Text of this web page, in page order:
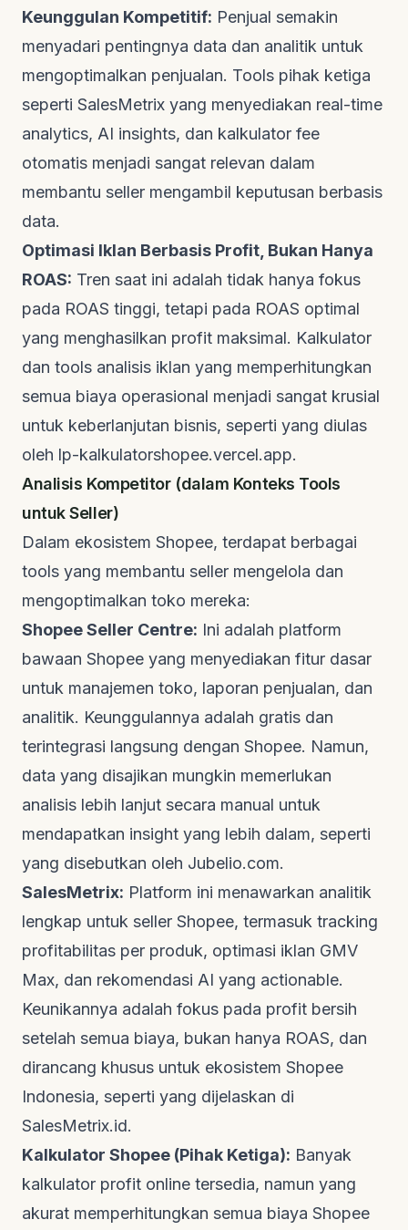
Keunggulan Kompetitif: Penjual semakin
menyadari pentingnya data dan analitik untuk
mengoptimalkan penjualan. Tools pihak ketiga
seperti SalesMetrix yang menyediakan real-time
analytics, AI insights, dan kalkulator fee
otomatis menjadi sangat relevan dalam
membantu seller mengambil keputusan berbasis
data.
Optimasi Iklan Berbasis Profit, Bukan Hanya
ROAS: Tren saat ini adalah tidak hanya fokus
pada ROAS tinggi, tetapi pada ROAS optimal
yang menghasilkan profit maksimal. Kalkulator
dan tools analisis iklan yang memperhitungkan
semua biaya operasional menjadi sangat krusial
untuk keberlanjutan bisnis, seperti yang diulas
oleh lp-kalkulatorshopee.vercel.app.
Analisis Kompetitor (dalam Konteks Tools
untukSeller)
Dalam ekosistem Shopee, terdapat berbagai
tools yang membantu seller mengelola dan
mengoptimalkan toko mereka:
Shopee Seller Centre: Ini adalah platform
bawaan Shopee yang menyediakan fitur dasar
untuk manajemen toko, laporan penjualan, dan
analitik. Keunggulannya adalah gratis dan
terintegrasi langsung dengan Shopee. Namun,
data yang disajikan mungkin memerlukan
analisis lebih lanjut secara manual untuk
mendapatkan insight yang lebih dalam, seperti
yang disebutkan oleh Jubelio.com.
SalesMetrix: Platform ini menawarkan analitik
lengkap untuk seller Shopee, termasuk tracking
profitabilitas per produk, optimasi iklan GMV
Max, dan rekomendasi AI yang actionable.
Keunikannya adalah fokus pada profit bersih
setelah semua biaya, bukan hanya ROAS, dan
dirancang khusus untuk ekosistem Shopee
Indonesia, seperti yang dijelaskan di
SalesMetrix.id.
Kalkulator Shopee (Pihak Ketiga): Banyak
kalkulator profit online tersedia, namun yang
akurat memperhitungkan semua biaya Shopee